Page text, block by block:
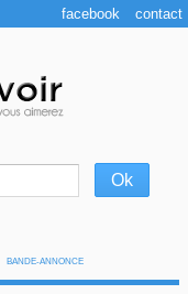
BANDE-ANNONCE
facebook contact